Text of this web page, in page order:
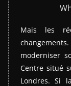
Mais les
moderniser
Centre situé
Londres. Si